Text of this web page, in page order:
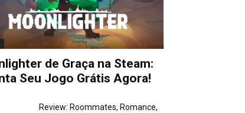
de Graça na Steam:
Seu Jogo Grátis Agora!
Review: Roommates, Romance,